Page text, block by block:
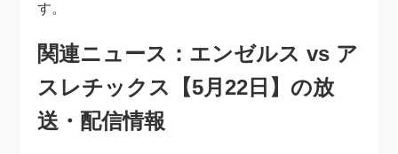
す。
関連ニュース：エンゼルス vs ア
スレチックス【5月22日】の放
送・配信情報